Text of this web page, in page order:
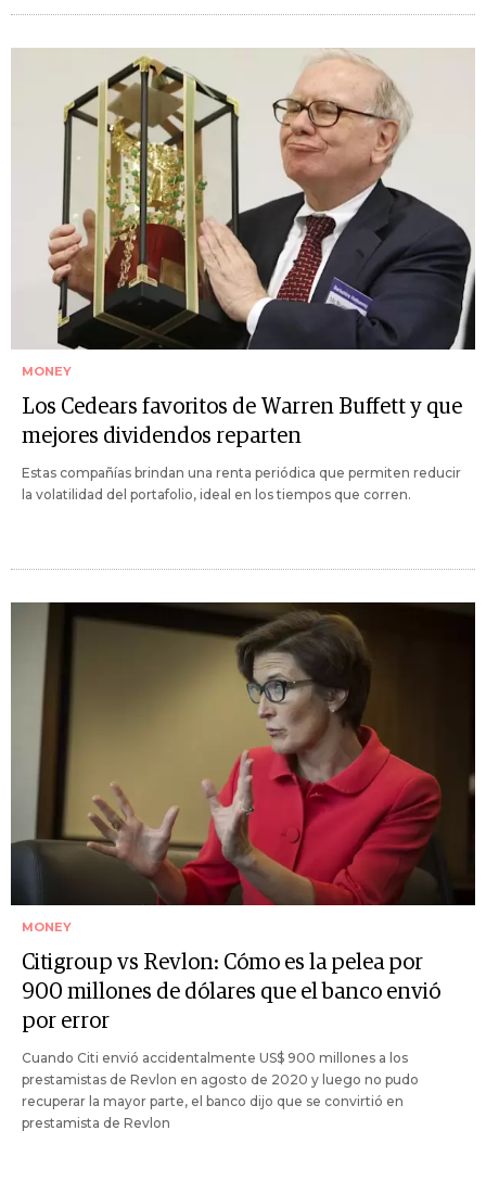
MONEY
Los Cedears favoritos de Warren Buffett y que
mejores dividendos reparten
Estas compañías brindan una renta periódica que permiten reducir
la volatilidad del portafolio, ideal en los tiempos que corren.
MONEY
Citigroup vs Revlon: Cómo es la pelea por
900 millones de dólares que el banco envió
por error
Cuando Citi envió accidentalmente US$ 900 millones a los
prestamistas de Revlon en agosto de 2020 y luego no pudo
recuperar la mayor parte, el banco dijo que se convirtió en
prestamista de Revlon